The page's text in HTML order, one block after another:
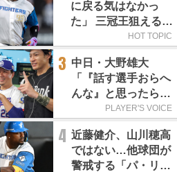
に戻る気はなかっ
た」 三冠王狙える頼
もしい強打者はHOT TOPIC
3 中日・大野雄大
「『話す選手おらへ
んな』と思ったら坂
本勇人が来た！」／
PLAYER'S VOICE
4 近藤健介、山川穂高
ではない…他球団が
警戒する「パ・リー